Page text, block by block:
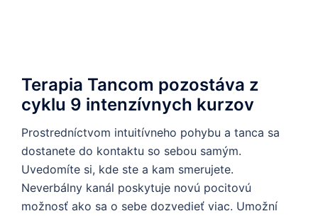
Terapia Tancom pozostáva z
cyklu 9 intenzívnych kurzov
Prostredníctvom intuitívneho pohybu a tanca sa
dostanete do kontaktu so sebou samým.
Uvedomíte si, kde ste a kam smerujete.
Neverbálny kanál poskytuje novú pocitovú
možnosť ako sa o sebe dozvedieť viac. Umožní